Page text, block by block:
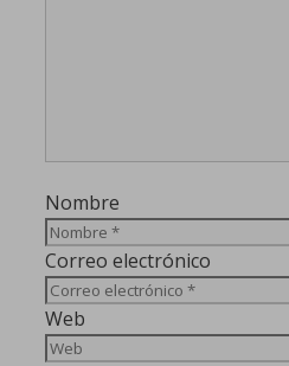
Nombre
Correo electrónico
Web